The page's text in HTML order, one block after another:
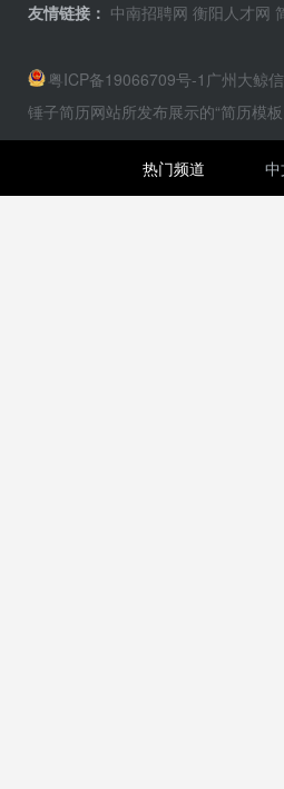
友情链接： 中南招聘网 衡阳人才网
粤ICP备19066709号-1 广州大鲸
锤子简历网站所发布展示的“简历模
热门频道